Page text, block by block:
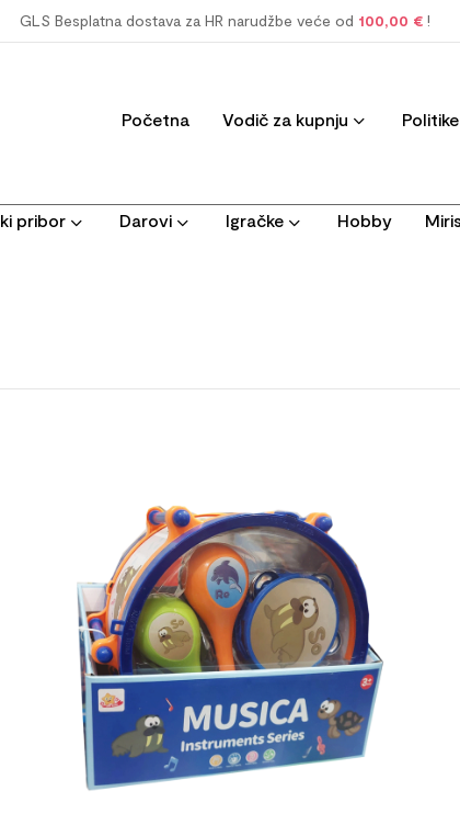
GLS Besplatna dostava za HR narudžbe veće od 100,00 € !
Početna Vodič za kupnju Politike
pribor Darovi Igračke Hobby